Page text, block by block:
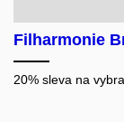
Filharmonie
20% sleva na